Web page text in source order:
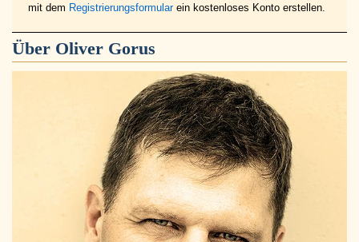
mit dem Registrierungsformularein kostenloses Konto erstellen.
Über Oliver Gorus